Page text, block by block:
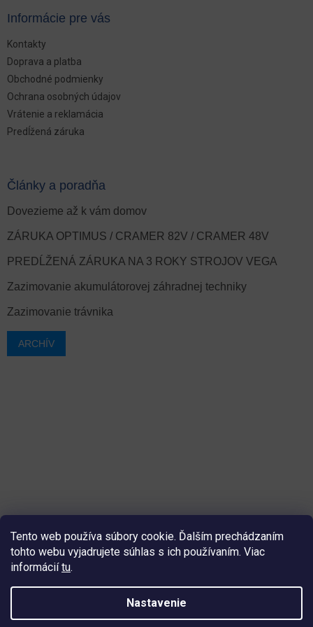
Tento web používa súbory cookie. Ďalším prechádzaním
tohto webu vyjadrujete súhlas s ich používaním. Viac
informáciítu.
Nastavenie
Informácie pre vás
Kontakty
Doprava a platba
Obchodné podmienky
Ochrana osobných údajov
Vrátenie a reklamácia
Predĺžená záruka
Články a poradňa
Dovezieme až k vám domov
ZÁRUKA OPTIMUS / CRAMER 82V / CRAMER 48V
PREDĹŽENÁ ZÁRUKA NA 3 ROKY STROJOV VEGA
Zazimovanie akumulátorovej záhradnej techniky
Zazimovanie trávnika
ARCHÍV